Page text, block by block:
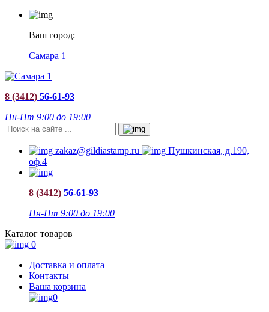
Ваш город:
Самара 1
8 (3412) 56-61-93
Пн-Пт 9:00 до 19:00
zakaz@gildiastamp.ru
Пушкинская, д.190,
оф.4
8 (3412) 56-61-93
Пн-Пт 9:00 до 19:00
Каталог товаров
0
Доставка и оплата
Контакты
Ваша корзина
0